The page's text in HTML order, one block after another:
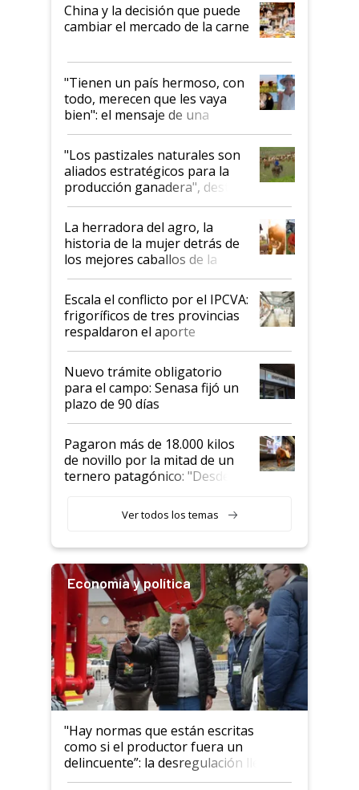
China y la decisión que puede
cambiar el mercado de la carne
"Tienen un país hermoso, con
todo, merecen que les vaya
bien": el mensaje de una
ganadera uruguaya sobre las
oportunidades que se abren
para el agro en Argentina, con
foco en la carne
"Los pastizales naturales son
aliados estratégicos para la
producción ganadera", destaca
la iniciativa que ya reúne a 46
establecimientos en Argentina
La herradora del agro, la
historia de la mujer detrás de
los mejores caballos de la
Argentina y los mitos que
todavía hacen sufrir a estos
animales: "Mientras me
descalificaban, yo seguí
haciendo currículum"
Escala el conflicto por el IPCVA:
frigoríficos de tres provincias
respaldaron el aporte
obligatorio
Nuevo trámite obligatorio
para el campo: Senasa fijó un
plazo de 90 días
Pagaron más de 18.000 kilos
de novillo por la mitad de un
ternero patagónico: "Desde
llamar la atención"
Ver todos los temas
Economía y política
"Hay normas que están escritas
como si el productor fuera un
delincuente”: la desregulación llegó
al Congreso Aapresid y hasta se